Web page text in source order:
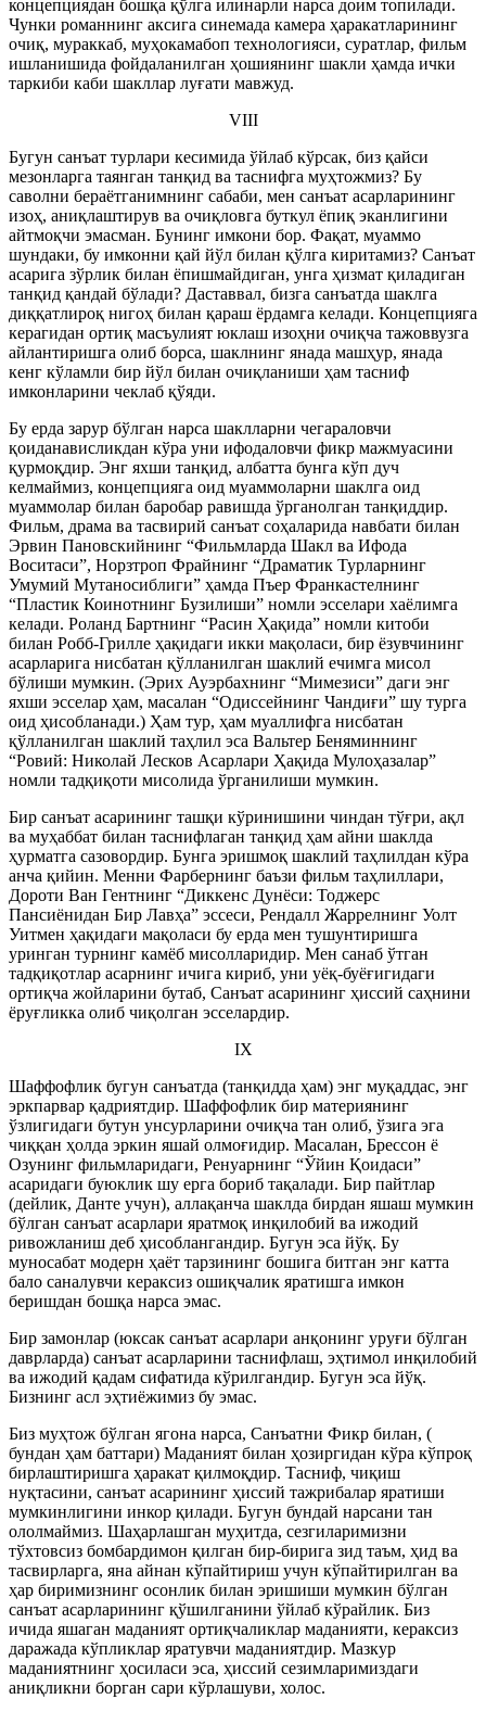
концепциядан бошқа қўлга илинарли нарса доим топилади.
Чунки романнинг аксига синемада камера ҳаракатларининг
очиқ, мураккаб, муҳокамабоп технологияси, суратлар, фильм
ишланишида фойдаланилган ҳошиянинг шакли ҳамда ички
таркиби каби шакллар луғати мавжуд.
VIII
Бугун санъат турлари кесимида ўйлаб кўрсак, биз қайси
мезонларга таянган танқид ва таснифга муҳтожмиз? Бу
саволни бераётганимнинг сабаби, мен санъат асарларининг
изоҳ, аниқлаштирув ва очиқловга буткул ёпиқ эканлигини
айтмоқчи эмасман. Бунинг имкони бор. Фақат, муаммо
шундаки, бу имконни қай йўл билан қўлга киритамиз? Санъат
асарига зўрлик билан ёпишмайдиган, унга ҳизмат қиладиган
танқид қандай бўлади? Даставвал, бизга санъатда шаклга
диққатлироқ нигоҳ билан қараш ёрдамга келади. Концепцияга
керагидан ортиқ масъулият юклаш изоҳни очиқча тажоввузга
айлантиришга олиб борса, шаклнинг янада машҳур, янада
кенг кўламли бир йўл билан очиқланиши ҳам тасниф
имконларини чеклаб қўяди.
Бу ерда зарур бўлган нарса шаклларни чегараловчи
қоиданависликдан кўра уни ифодаловчи фикр мажмуасини
қурмоқдир. Энг яхши танқид, албатта бунга кўп дуч
келмаймиз, концепцияга оид муаммоларни шаклга оид
муаммолар билан баробар равишда ўрганолган танқиддир.
Фильм, драма ва тасвирий санъат соҳаларида навбати билан
Эрвин Пановскийнинг “Фильмларда Шакл ва Ифода
Воситаси”, Норзтроп Фрайнинг “Драматик Турларнинг
Умумий Мутаносиблиги” ҳамда Пъер Франкастелнинг
“Пластик Коинотнинг Бузилиши” номли эсселари хаёлимга
келади. Роланд Бартнинг “Расин Ҳақида” номли китоби
билан Робб-Грилле ҳақидаги икки мақоласи, бир ёзувчининг
асарларига нисбатан қўлланилган шаклий ечимга мисол
бўлиши мумкин. (Эрих Ауэрбахнинг “Мимезиси” даги энг
яхши эсселар ҳам, масалан “Одиссейнинг Чандиғи” шу турга
оид ҳисобланади.) Ҳам тур, ҳам муаллифга нисбатан
қўлланилган шаклий таҳлил эса Вальтер Беняминнинг
“Ровий: Николай Лесков Асарлари Ҳақида Мулоҳазалар”
номли тадқиқоти мисолида ўрганилиши мумкин.
Бир санъат асарининг ташқи кўринишини чиндан тўғри, ақл
ва муҳаббат билан таснифлаган танқид ҳам айни шаклда
ҳурматга сазовордир. Бунга эришмоқ шаклий таҳлилдан кўра
анча қийин. Менни Фарбернинг баъзи фильм таҳлиллари,
Дороти Ван Гентнинг “Диккенс Дунёси: Тоджерс
Пансиёнидан Бир Лавҳа” эссеси, Рендалл Жаррелнинг Уолт
Уитмен ҳақидаги мақоласи бу ерда мен тушунтиришга
уринган турнинг камёб мисолларидир. Мен санаб ўтган
тадқиқотлар асарнинг ичига кириб, уни уёқ-буёғигидаги
ортиқча жойларини бутаб, Санъат асарининг ҳиссий саҳнини
ёруғликка олиб чиқолган эсселардир.
IX
Шаффофлик бугун санъатда (танқидда ҳам) энг муқаддас, энг
эркпарвар қадриятдир. Шаффофлик бир материянинг
ўзлигидаги бутун унсурларини очиқча тан олиб, ўзига эга
чиққан ҳолда эркин яшай олмоғидир. Масалан, Брессон ё
Озунинг фильмларидаги, Ренуарнинг “Ўйин Қоидаси”
асаридаги буюклик шу ерга бориб тақалади. Бир пайтлар
(дейлик, Данте учун), аллақанча шаклда бирдан яшаш мумкин
бўлган санъат асарлари яратмоқ инқилобий ва ижодий
ривожланиш деб ҳисоблангандир. Бугун эса йўқ. Бу
муносабат модерн ҳаёт тарзининг бошига битган энг катта
бало саналувчи кераксиз ошиқчалик яратишга имкон
беришдан бошқа нарса эмас.
Бир замонлар (юксак санъат асарлари анқонинг уруғи бўлган
даврларда) санъат асарларини таснифлаш, эҳтимол инқилобий
ва ижодий қадам сифатида кўрилгандир. Бугун эса йўқ.
Бизнинг асл эҳтиёжимиз бу эмас.
Биз муҳтож бўлган ягона нарса, Санъатни Фикр билан, (
бундан ҳам баттари) Маданият билан ҳозиргидан кўра кўпроқ
бирлаштиришга ҳаракат қилмоқдир. Тасниф, чиқиш
нуқтасини, санъат асарининг ҳиссий тажрибалар яратиши
мумкинлигини инкор қилади. Бугун бундай нарсани тан
ололмаймиз. Шаҳарлашган муҳитда, сезгиларимизни
тўхтовсиз бомбардимон қилган бир-бирига зид таъм, ҳид ва
тасвирларга, яна айнан кўпайтириш учун кўпайтирилган ва
ҳар биримизнинг осонлик билан эришиши мумкин бўлган
санъат асарларининг қўшилганини ўйлаб кўрайлик. Биз
ичида яшаган маданият ортиқчаликлар маданияти, кераксиз
даражада кўпликлар яратувчи маданиятдир. Мазкур
маданиятнинг ҳосиласи эса, ҳиссий сезимларимиздаги
аниқликни борган сари кўрлашуви, холос.